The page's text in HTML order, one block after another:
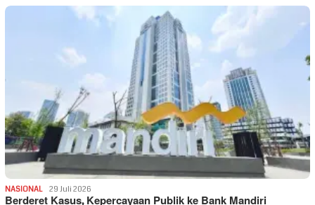
NASIONAL 29 Juli 2026
Berderet Kasus, Kepercayaan Publik ke Bank Mandiri